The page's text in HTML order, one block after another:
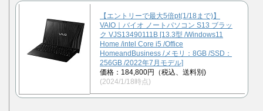
【エントリーで最大5倍pt(1/18まで)】
VAIO｜バイオ ノートパソコン S13 ブラッ
ク VJS13490111B [13.3型 /Windows11
Home /intel Core i5 /Office
HomeandBusiness /メモリ：8GB /SSD：
256GB /2022年7月モデル]
価格：184,800円（税込、送料別)
(2024/1/18時点)